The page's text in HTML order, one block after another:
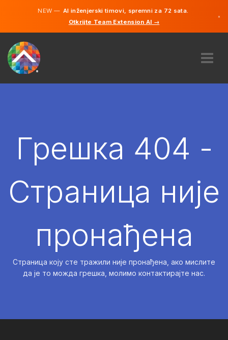
NEW —AI inženjerski timovi, spremni za 72 sata.
Otkrijte Team Extension AI →
×
SR
Грешка 404 -
Страница није
пронађена
Страница коју сте тражили није пронађена, ако мислите
да је то можда грешка, молимо контактирајте нас.